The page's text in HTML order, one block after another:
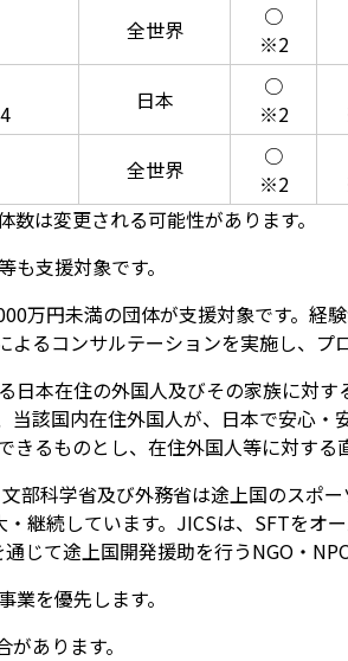
全世界
○
※2
日本
○
※2
全世界
○
※2
は変更される可能性があります。
支援対象です。
円未満の団体が支援対象です。経
るコンサルテーションを実施し、プ
本在住の外国人及びその家族に対す
当該国内在住外国人が、日本で安心
るものとし、在住外国人等に対する
科学省及び外務省は途上国のスポ
継続しています。JICSは、SFTをオ
じて途上国開発援助を行うNGO・
を優先します。
あります。